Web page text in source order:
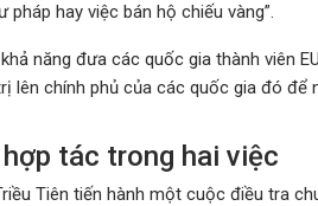
hay việc bán hộ chiếu vàng”.
năng đưa các quốc gia thành viên
lên chính phủ của các quốc gia đó để
tác trong hai việc
Tiên tiến hành một cuộc điều tra